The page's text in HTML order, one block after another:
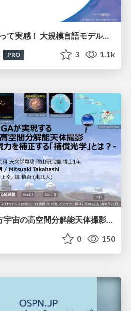
つくって納得、つかって実感！ 大規模言語モデルことはじめ ver2.0
PRO 3 1.1k
FPGAが実現する遠方宇宙の高空間分解能天体撮影 -大型地上望遠鏡の視力を補正する「補償光学」とは？-
0 150